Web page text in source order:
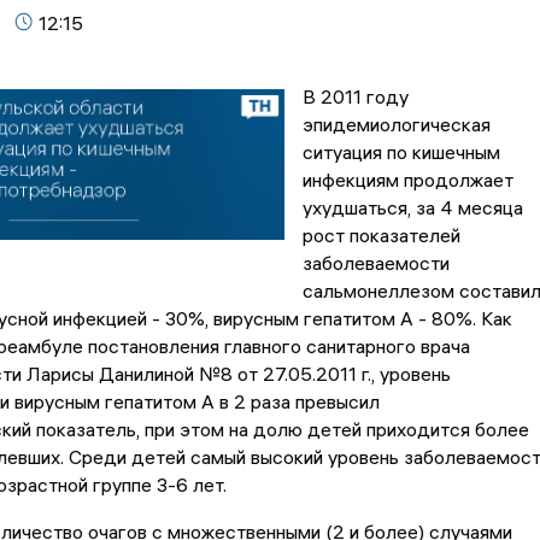
12:15
В 2011 году
эпидемиологическая
ситуация по кишечным
инфекциям продолжает
ухудшаться, за 4 месяца
рост показателей
заболеваемости
сальмонеллезом составил
инфекцией - 30%, вирусным гепатитом А - 80%. Как
постановления главного санитарного врача
Ларисы Данилиной №8 от 27.05.2011 г., уровень
вирусным гепатитом А в 2 раза превысил
показатель, при этом на долю детей приходится более
Среди детей самый высокий уровень
группе 3-6 лет.
очагов с множественными (2 и более) случаями